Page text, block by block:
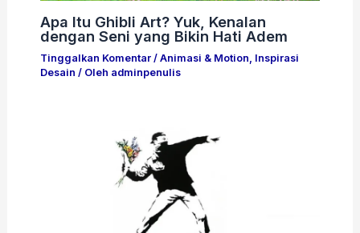
Apa Itu Ghibli Art? Yuk, Kenalan
dengan Seni yang Bikin Hati Adem
Tinggalkan Komentar / Animasi & Motion, Inspirasi
Desain / Oleh adminpenulis